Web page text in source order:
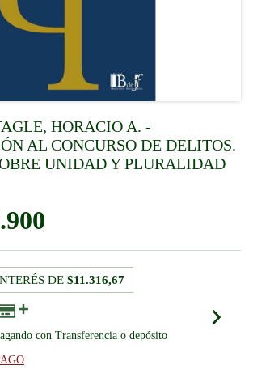
HORACIO A. -
AL CONCURSO DE DELITOS.
UNIDAD Y PLURALIDAD
DE $11.316,67
con Transferencia o depósito